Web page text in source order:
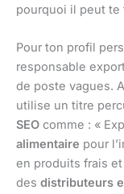
pourquoi il peut te
Pour ton profil
responsable
de poste vagues.
utilise un titre
SEO comme : «
alimentaire pour
en produits frais
des distributeurs